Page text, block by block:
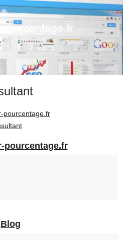
pourcentage.fr
pourcentage.fr
Blog